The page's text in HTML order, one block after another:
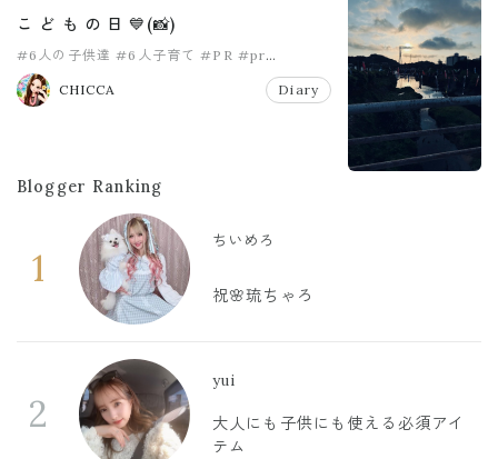
こ ど も の 日 💙(📸)
#6人の子供達 #6人子育て #PR #pr
#こどもの日
CHICCA
Diary
Blogger Ranking
1
ちいめろ
祝🌸琉ちゃろ
2
yui
大人にも子供にも使える必須アイ
テム